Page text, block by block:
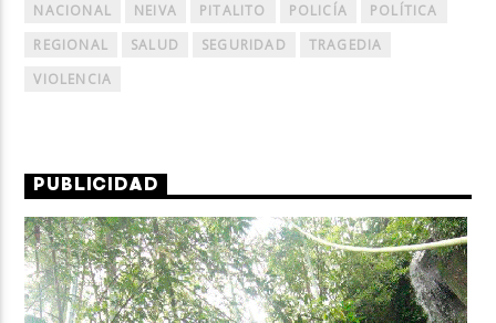
NACIONAL
NEIVA PITALITO POLICÍA
POLÍTICA
REGIONAL
SALUD SEGURIDAD
TRAGEDIA
VIOLENCIA
PUBLICIDAD